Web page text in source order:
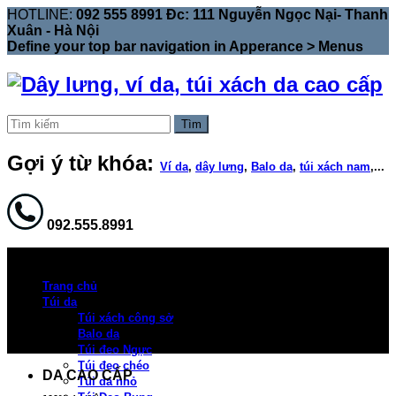
HOTLINE: 092 555 8991 Đc: 111 Nguyễn Ngọc Nại- Thanh
Xuân - Hà Nội
Define your top bar navigation in Apperance > Menus
Tìm
Gợi ý từ khóa: Ví da, dây lưng, Balo da, túi xách nam,...
092.555.8991
Trang chủ
Túi da
Túi xách công sở
Balo da
Túi đeo Ngực
Túi đeo chéo
Túi da nhỏ
DA CAO CẤP